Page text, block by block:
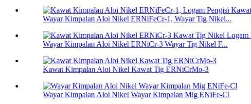
Wayar Kimpalan Aloi Nikel ERNiFeCr-1, Wayar Tig Nikel...
Wayar Kimpalan Aloi Nikel ERNiCr-3 Wayar Tig Nikel F...
Kawat Kimpalan Aloi Nikel Kawat Tig ERNiCrMo-3
Wayar Kimpalan Aloi Nikel Wayar Kimpalan Mig ENiFe-Cl